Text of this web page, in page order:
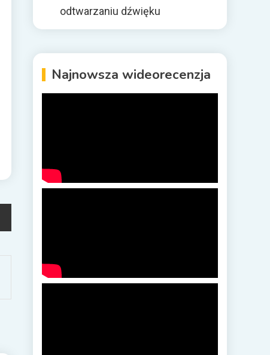
odtwarzaniu dźwięku
Najnowsza wideorecenzja